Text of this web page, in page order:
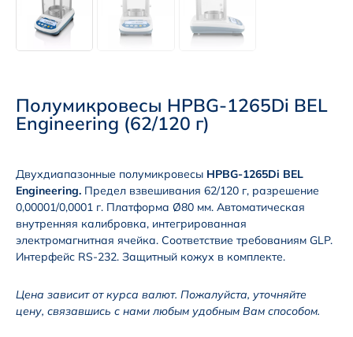
Полумикровесы HPBG-1265Di BEL
Engineering (62/120 г)
Двухдиапазонные полумикровесы HPBG-1265Di BEL
Engineering. Предел взвешивания 62/120 г, разрешение
0,00001/0,0001 г. Платформа Ø80 мм. Автоматическая
внутренняя калибровка, интегрированная
электромагнитная ячейка. Соответствие требованиям GLP.
Интерфейс RS-232. Защитный кожух в комплекте.
Цена зависит от курса валют. Пожалуйста, уточняйте
цену, связавшись с нами любым удобным Вам способом.